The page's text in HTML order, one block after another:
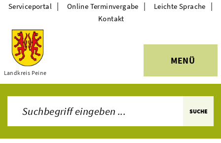
Themen
Landkreis Peine
MENÜ
Serviceportal | Online Terminvergabe | Leichte Sprache |
Kontakt
SUCHE